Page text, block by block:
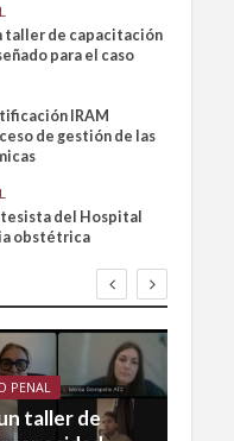
taller de capacitación
para el caso
IRAM
de gestión de las
del Hospital
obstétrica
PENAL
taller de